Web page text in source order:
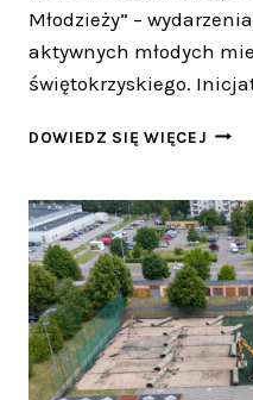
Młodzieży” –
aktywnych młodych
świętokrzyskiego.
DOWIEDZ SIĘ WIĘCEJ
–